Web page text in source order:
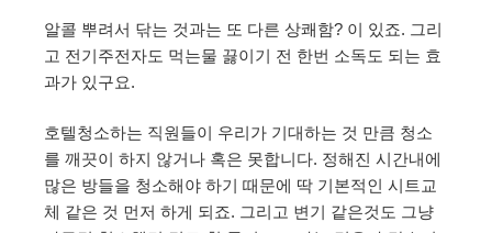
알콜 뿌려서 닦는 것과는 또 다른 상쾌함? 이 있죠. 그리
고 전기주전자도 먹는물 끓이기 전 한번 소독도 되는 효
과가 있구요.
호텔청소하는 직원들이 우리가 기대하는 것 만큼 청소
를 깨끗이 하지 않거나 혹은 못합니다. 정해진 시간내에
많은 방들을 청소해야 하기 때문에 딱 기본적인 시트교
체 같은 것 먼저 하게 되죠. 그리고 변기 같은것도 그냥